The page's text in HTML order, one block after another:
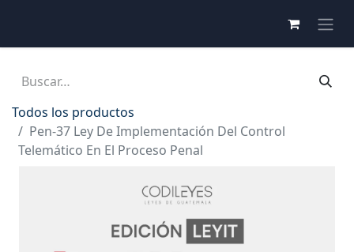
Todos los productos
Pen-37 Ley De Implementación Del Control
Telemático En El Proceso Penal